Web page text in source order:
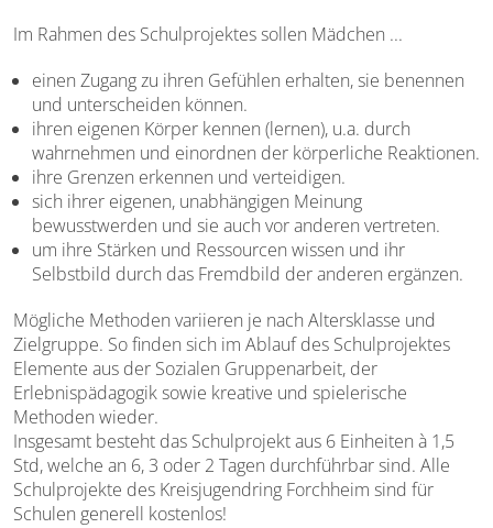
Im Rahmen des Schulprojektes sollen Mädchen ...
einen Zugang zu ihren Gefühlen erhalten, sie benennen
und unterscheiden können.
ihren eigenen Körper kennen (lernen), u.a. durch
wahrnehmen und einordnen der körperliche Reaktionen.
ihre Grenzen erkennen und verteidigen.
sich ihrer eigenen, unabhängigen Meinung
bewusstwerden und sie auch vor anderen vertreten.
um ihre Stärken und Ressourcen wissen und ihr
Selbstbild durch das Fremdbild der anderen ergänzen.
Mögliche Methoden variieren je nach Altersklasse und
Zielgruppe. So finden sich im Ablauf des Schulprojektes
Elemente aus der Sozialen Gruppenarbeit, der
Erlebnispädagogik sowie kreative und spielerische
Methoden wieder.
Insgesamt besteht das Schulprojekt aus 6 Einheiten à 1,5
Std, welche an 6, 3 oder 2 Tagen durchführbar sind. Alle
Schulprojekte des Kreisjugendring Forchheim sind für
Schulen generell kostenlos!